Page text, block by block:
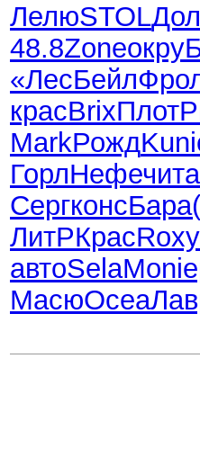
ЛелюSTOL
48.8Zoneокру
«ЛесБейл
красBrixПлот
MarkРождKuni
ГорлНефечита
СергконсБара
ЛитРКрасRoxy
автоSelaMoni
МасюOcea